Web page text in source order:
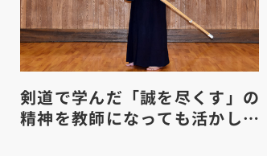
剣道で学んだ「誠を尽くす」の
精神を教師になっても活かした